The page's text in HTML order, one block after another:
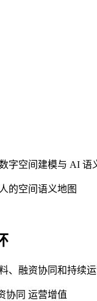
字空间建模与 AI 语
、融资协同和持续
协同 运营增值